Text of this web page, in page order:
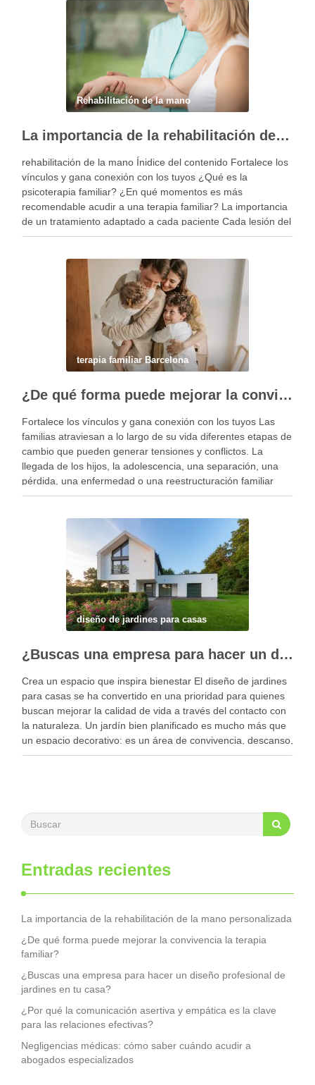
Rehabilitación de la mano
La importancia de la rehabilitación de la mano personalizada
rehabilitación de la mano Ínidice del contenido Fortalece los
vínculos y gana conexión con los tuyos ¿Qué es la
psicoterapia familiar? ¿En qué momentos es más
recomendable acudir a una terapia familiar? La importancia
de un tratamiento adaptado a cada paciente Cada lesión del
miembro superior es diferente y, por …
terapia familiar Barcelona
¿De qué forma puede mejorar la convivencia la terapia familiar?
Fortalece los vínculos y gana conexión con los tuyos Las
familias atraviesan a lo largo de su vida diferentes etapas de
cambio que pueden generar tensiones y conflictos. La
llegada de los hijos, la adolescencia, una separación, una
pérdida, una enfermedad o una reestructuración familiar
pueden alterar el equilibrio del …
diseño de jardines para casas
¿Buscas una empresa para hacer un diseño profesional de jardines en tu casa?
Crea un espacio que inspira bienestar El diseño de jardines
para casas se ha convertido en una prioridad para quienes
buscan mejorar la calidad de vida a través del contacto con
la naturaleza. Un jardín bien planificado es mucho más que
un espacio decorativo: es un área de convivencia, descanso,
…
Entradas recientes
La importancia de la rehabilitación de la mano personalizada
¿De qué forma puede mejorar la convivencia la terapia
familiar?
¿Buscas una empresa para hacer un diseño profesional de
jardines en tu casa?
¿Por qué la comunicación asertiva y empática es la clave
para las relaciones efectivas?
Negligencias médicas: cómo saber cuándo acudir a
abogados especializados